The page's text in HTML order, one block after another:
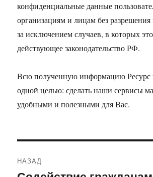
конфиденциальные данные
организациям и лицам без разрешения
за исключением случаев, в которых
действующее законодательство РФ.
Всю полученную информацию Ресурс
одной целью: сделать наши сервисы
удобными и полезными для Вас.
по
НАЗАД